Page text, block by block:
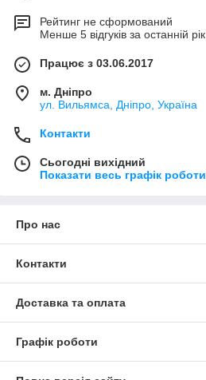
Рейтинг не сформований
Менше 5 відгуків за останній рік
Працює з 03.06.2017
м. Дніпро
ул. Вильямса, Дніпро, Україна
Контакти
Сьогодні вихідний
Показати весь графік роботи
Про нас
Контакти
Доставка та оплата
Графік роботи